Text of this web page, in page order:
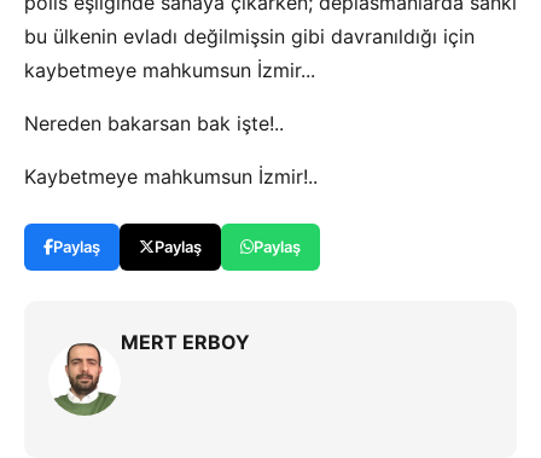
bu ülkenin evladı değilmişsin gibi davranıldığı için
kaybetmeye mahkumsun İzmir...
Nereden bakarsan bak işte!..
Kaybetmeye mahkumsun İzmir!..
Paylaş Paylaş Paylaş
MERT ERBOY